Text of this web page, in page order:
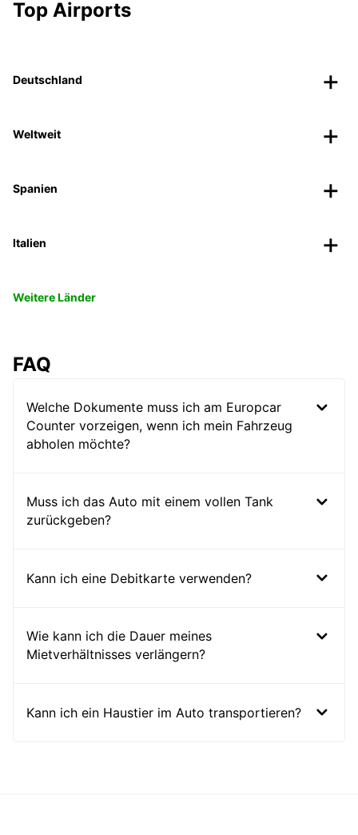
Top Airports
Deutschland
Weltweit
Spanien
Italien
Weitere Länder
FAQ
Welche Dokumente muss ich am Europcar
Counter vorzeigen, wenn ich mein Fahrzeug
abholen möchte?
Muss ich das Auto mit einem vollen Tank
zurückgeben?
Kann ich eine Debitkarte verwenden?
Wie kann ich die Dauer meines
Mietverhältnisses verlängern?
Kann ich ein Haustier im Auto transportieren?